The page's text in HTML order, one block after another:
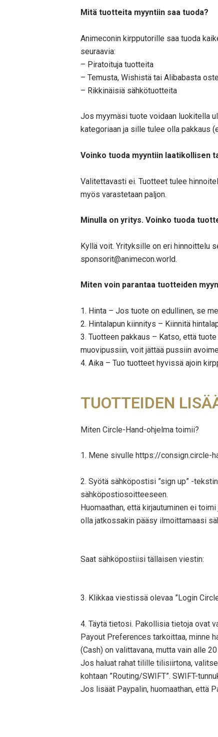
Mitä tuotteita myyntiin saa tuoda?
Animeconin kirpputorille saa tuoda
seuraavia:
– Piratoituja tuotteita
– Temusta, Wishistä tai Alibabasta
– Rikkinäisiä sähkötuotteita
Jos myymäsi tuote voidaan luokitella
kategoriaan ja sille tulee olla pakkaus
Voinko tuoda myyntiin laatikollisen
Valitettavasti ei. Tuotteet tulee
myös varastetaan paljon.
Minulla on yritys. Voinko tuoda
Kyllä voit. Yrityksille on eri hinnoittelu
sponsorit@animecon.world.
Miten voin parantaa tuotteiden
1. Hinta – Jos tuote on edullinen, se
2. Hintalapun kiinnitys – Kiinnitä
3. Tuotteen pakkaus – Katso, että
muovipussiin, voit jättää pussiin
4. Aika – Tuo tuotteet hyvissä ajoin
TUOTTEIDEN
Miten Circle-Hand-ohjelma toimii?
1. Mene sivulle https://consign.circle-
2. Syötä sähköpostisi ”sign up” -
sähköpostiosoitteeseen.
Huomaathan, että kirjautuminen ei
olla jatkossakin pääsy ilmoittamaasi
Saat sähköpostiisi tällaisen viestin:
3. Klikkaa viestissä olevaa ”Login
4. Täytä tietosi. Pakollisia tietoja ovat
Payout Preferences tarkoittaa, minne
(Cash) on valittavana, mutta vain alle
Jos haluat rahat tilille tilisiirtona,
kohtaan ”Routing/SWIFT”. SWIFT-
Jos lisäät Paypalin, huomaathan, että